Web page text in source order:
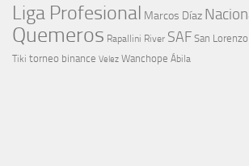
Liga Profesional Marcos Díaz
Quemeros Rapallini River SAF San Lorenzo
Tiki torneo binance Velez Wanchope Ábila